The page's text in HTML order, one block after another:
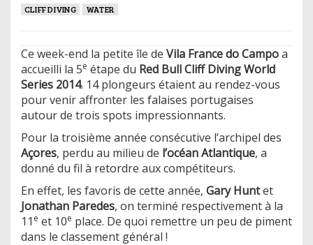
CLIFF DIVING WATER
Ce week-end la petite île de Vila France do Campoa
accueilli la 5e étape du Red Bull Cliff Diving World
Series 2014. 14 plongeurs étaient au rendez-vous
pour venir affronter les falaises portugaises
autour de trois spots impressionnants.
Pour la troisième année consécutive l’archipel des
Açores, perdu au milieu de l’océan Atlantique, a
donné du fil à retordre aux compétiteurs.
En effet, les favoris de cette année, Gary Huntet
Jonathan Paredes, on terminé respectivement à la
11 e et 10e place. De quoi remettre un peu de piment
dans le classement général !